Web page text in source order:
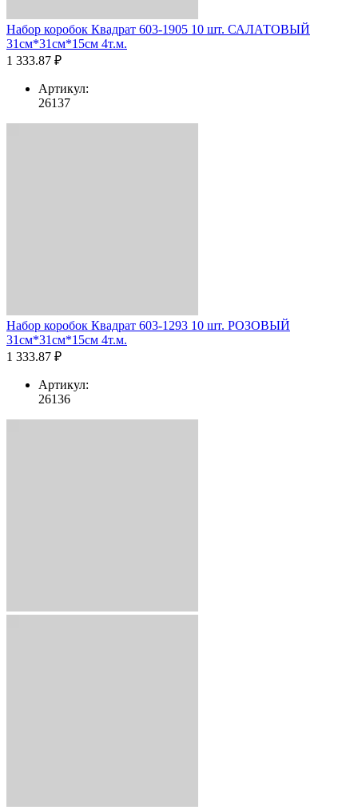
Набор коробок Квадрат 603-1905 10 шт. САЛАТОВЫЙ
31см*31см*15см 4т.м.
1 333.87 ₽
Артикул:
26137
Набор коробок Квадрат 603-1293 10 шт. РОЗОВЫЙ
31см*31см*15см 4т.м.
1 333.87 ₽
Артикул:
26136